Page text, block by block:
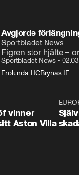
Avgjorde
Sportbladet News
Figren stor hjälte –
Sportbladet News •
Frölunda HCBrynäs IF
vinner
Aston Villa